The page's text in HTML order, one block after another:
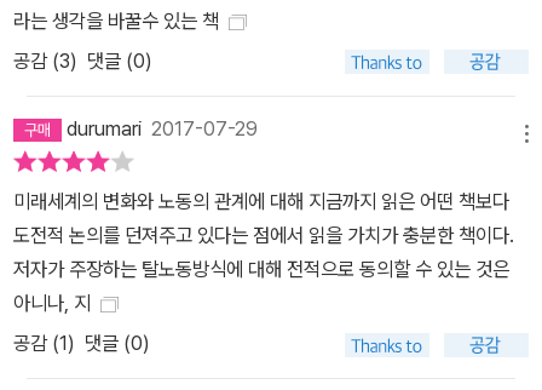
라는 생각을 바꿀수 있는 책
공감 (3) 댓글 (0)
durumari 2017-07-29
미래세계의 변화와 노동의 관계에 대해 지금까지 읽은 어떤 책보다
도전적 논의를 던져주고 있다는 점에서 읽을 가치가 충분한 책이다.
저자가 주장하는 탈노동방식에 대해 전적으로 동의할 수 있는 것은
아니나, 지
공감 (1) 댓글 (0)